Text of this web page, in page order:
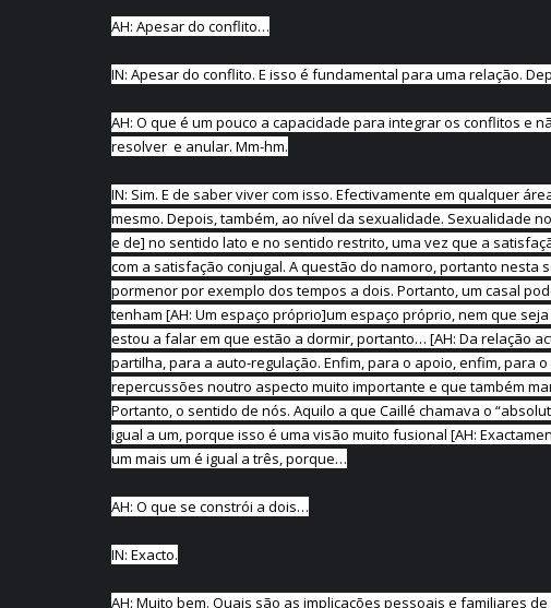
AH: Apesar do conflito…
IN: Apesar do conflito. E isso é fundamental para uma relação.
AH: O que é um pouco a capacidade para integrar os conflitos e
resolver e anular. Mm-hm.
IN: Sim. E de saber viver com isso. Efectivamente em qualquer
mesmo. Depois, também, ao nível da sexualidade. Sexualidade
e de] no sentido lato e no sentido restrito, uma vez que a
com a satisfação conjugal. A questão do namoro, portanto
pormenor por exemplo dos tempos a dois. Portanto, um casal
tenham [AH: Um espaço próprio]um espaço próprio, nem que
estou a falar em que estão a dormir, portanto… [AH: Da relação
partilha, para a auto-regulação. Enfim, para o apoio, enfim, para
repercussões noutro aspecto muito importante e que também
Portanto, o sentido de nós. Aquilo a que Caillé chamava o
igual a um, porque isso é uma visão muito fusional [AH:
um mais um é igual a três, porque…
AH: O que se constrói a dois…
IN: Exacto.
AH: Muito bem. Quais são as implicações pessoais e familiares